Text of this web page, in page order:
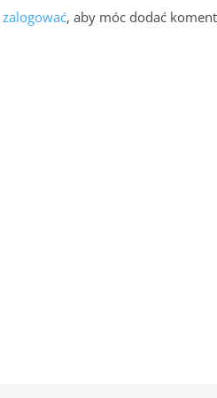
zalogować, aby móc dodać